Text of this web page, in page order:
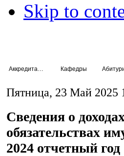
Skip to
Кафедры
Пятница, 23 Май 2025
Сведения о
обязательствах
2024 отчетный год